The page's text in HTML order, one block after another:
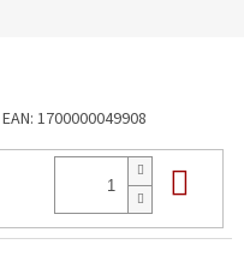
EAN: 1700000049908